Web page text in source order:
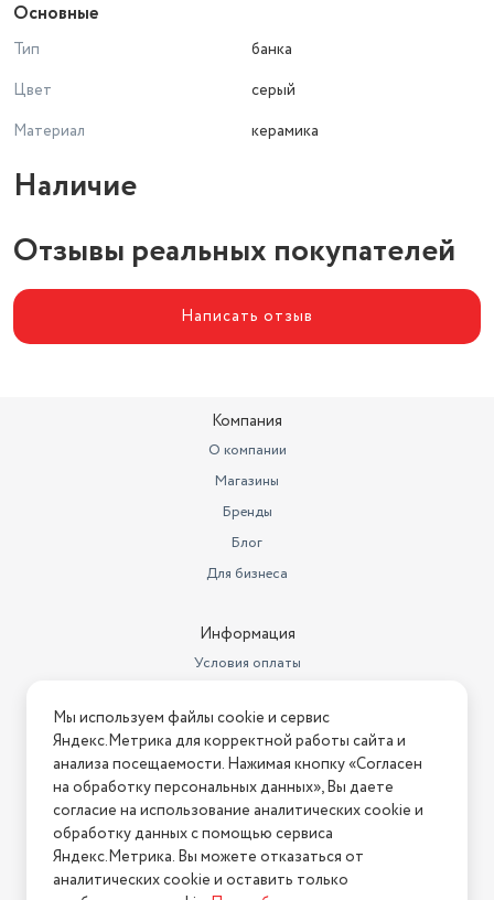
Основные
Тип
банка
Цвет
серый
Материал
керамика
Наличие
Отзывы реальных покупателей
Написать отзыв
Компания
О компании
Магазины
Бренды
Блог
Для бизнеса
Информация
Условия оплаты
Условия возврата
Нашли ошибку на сайте? Напишите нам
2026 © Интернет-магазин "АстМаркет". У нас есть всё!
Политика конфиденциальности
Мы используем файлы cookie и сервис
Яндекс.Метрика для корректной работы сайта и
анализа посещаемости. Нажимая кнопку «Согласен
на обработку персональных данных», Вы даете
согласие на использование аналитических cookie и
обработку данных с помощью сервиса
Яндекс.Метрика. Вы можете отказаться от
аналитических cookie и оставить только